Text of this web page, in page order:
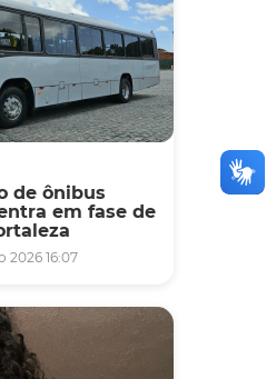
de ônibus
em fase de
2026 16:07